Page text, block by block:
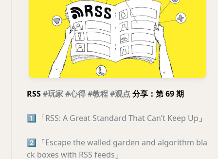
RSS#玩家#心得#教程#观点 分享：第 69 期
1️⃣ 「RSS: A Great Standard That Can’t Keep Up 」
2️⃣ 「Escape the walled garden and algorithm bla
ck boxes with RSS feeds 」